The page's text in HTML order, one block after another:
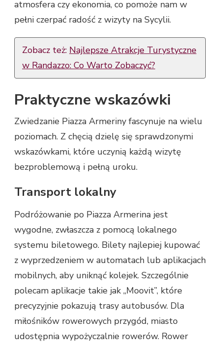
atmosfera czy ekonomia, co pomoże nam w
pełni czerpać radość z wizyty na Sycylii.
Zobacz też: Najlepsze Atrakcje Turystyczne
w Randazzo: Co Warto Zobaczyć?
Praktyczne wskazówki
Zwiedzanie Piazza Armeriny fascynuje na wielu
poziomach. Z chęcią dzielę się sprawdzonymi
wskazówkami, które uczynią każdą wizytę
bezproblemową i pełną uroku.
Transport lokalny
Podróżowanie po Piazza Armerina jest
wygodne, zwłaszcza z pomocą lokalnego
systemu biletowego. Bilety najlepiej kupować
z wyprzedzeniem w automatach lub aplikacjach
mobilnych, aby uniknąć kolejek. Szczególnie
polecam aplikacje takie jak „Moovit”, które
precyzyjnie pokazują trasy autobusów. Dla
miłośników rowerowych przygód, miasto
udostępnia wypożyczalnie rowerów. Rower